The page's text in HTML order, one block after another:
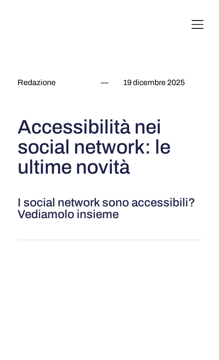
Redazione — 19 dicembre 2025
Accessibilità nei
social network: le
ultime novità
I social network sono accessibili?
Vediamolo insieme